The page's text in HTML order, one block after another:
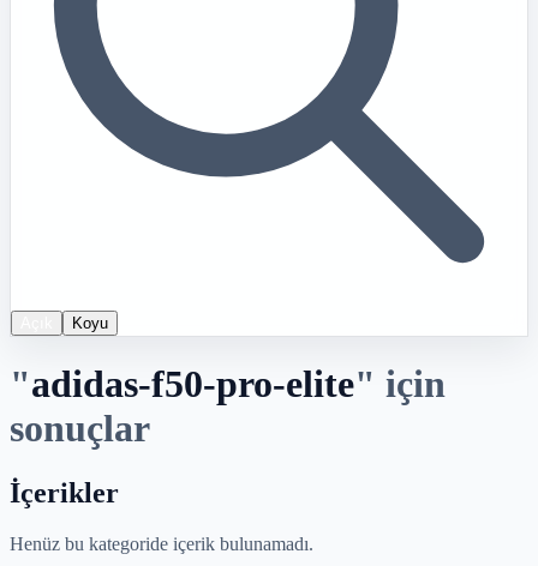
Koyu
"adidas-f50-pro-elite" için
sonuçlar
İçerikler
Henüz bu kategoride içerik bulunamadı.